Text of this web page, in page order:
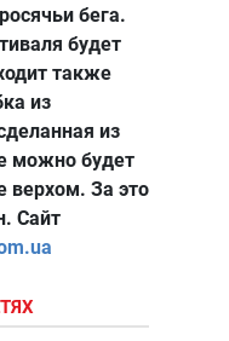
бега.
будет
также
из
из
можно будет
верхом. За это
Сайт